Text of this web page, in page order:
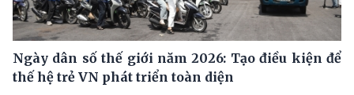
Ngày dân số thế giới năm 2026: Tạo điều kiện để
thế hệ trẻ VN phát triển toàn diện